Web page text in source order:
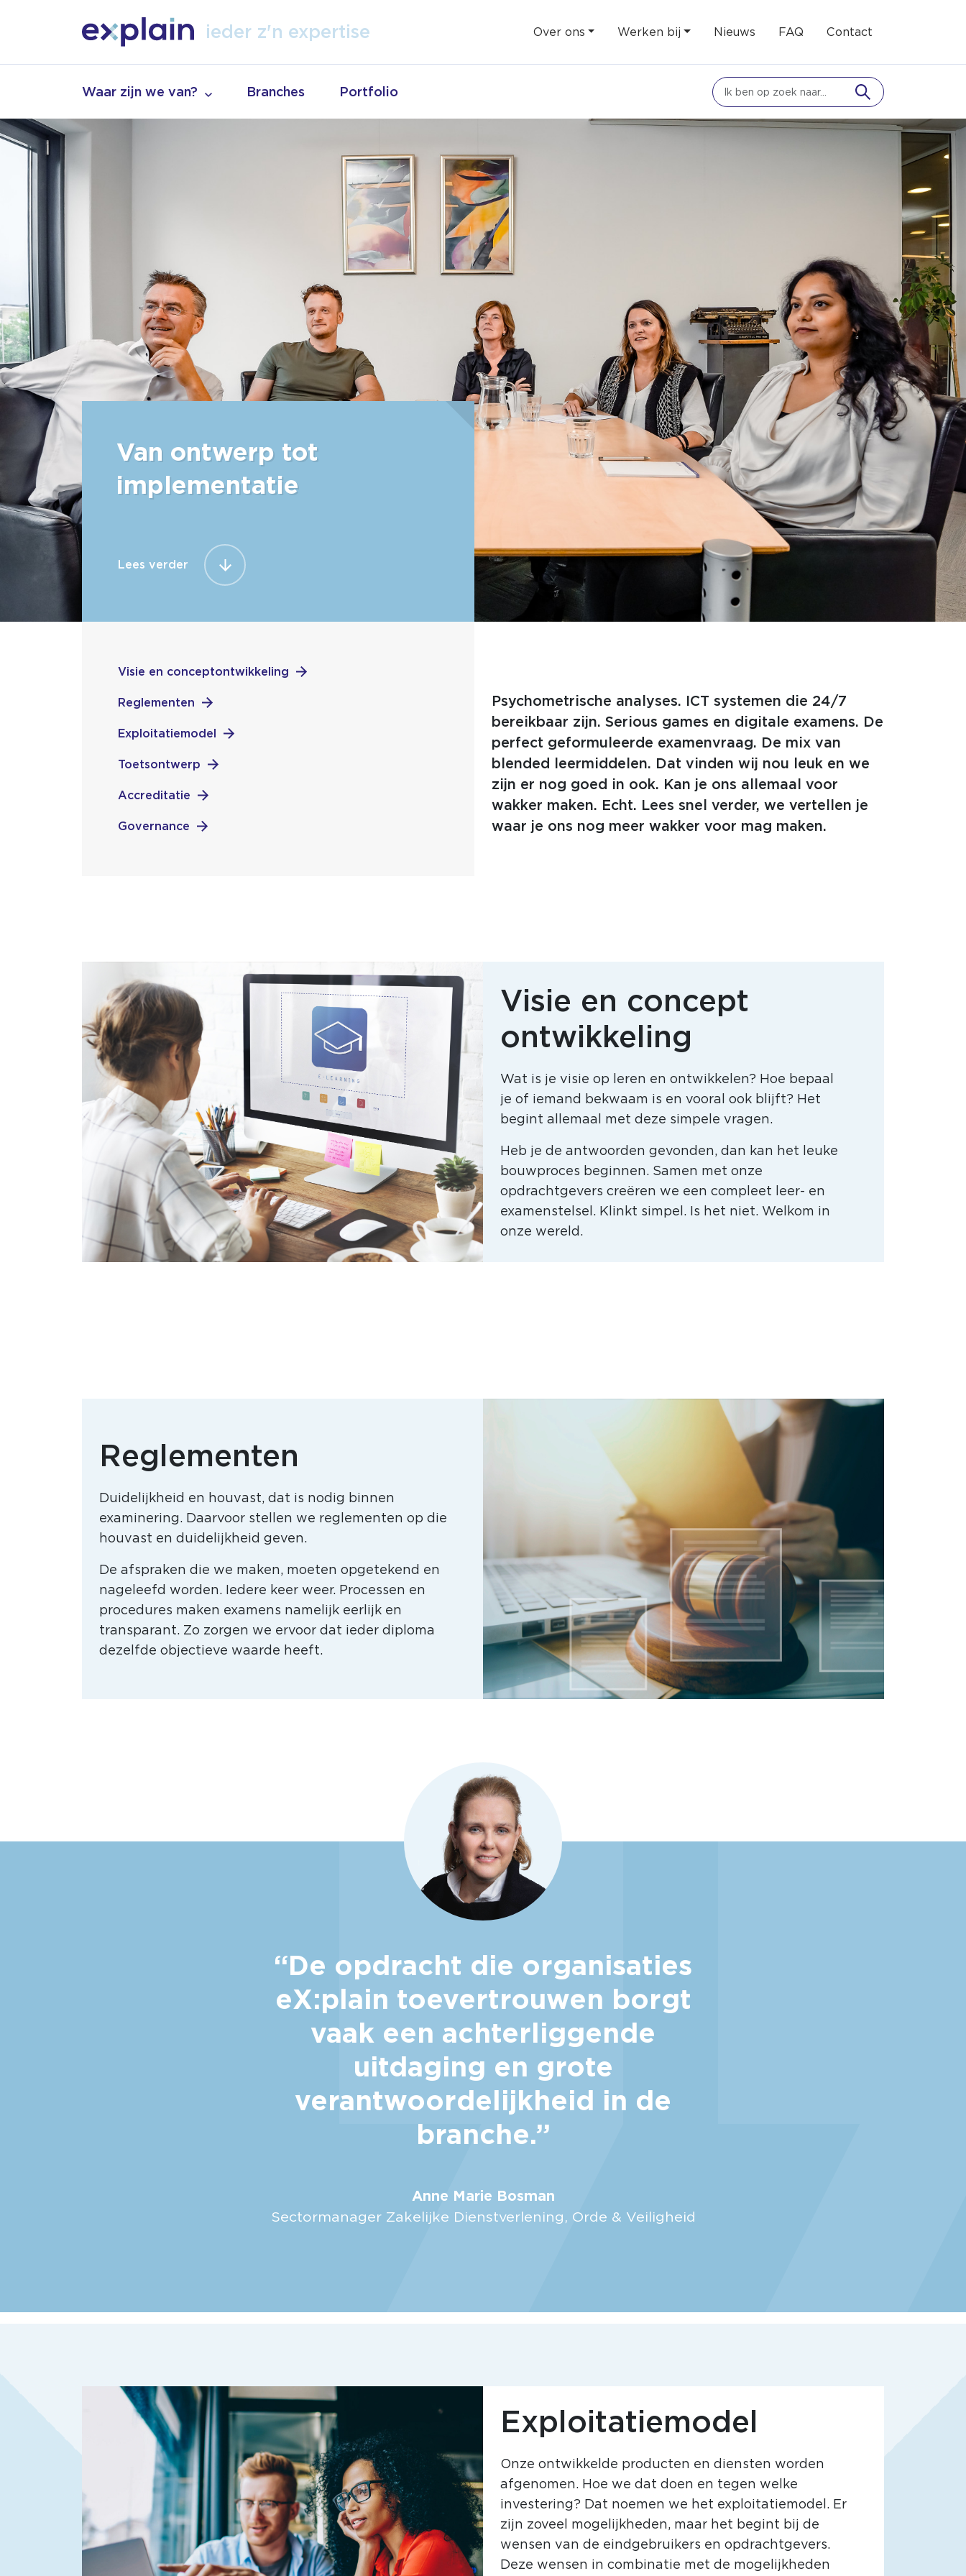
ieder z'n vak
talent
expertise
Over ons Werken bij Nieuws FAQ Contact
Waar zijn we van? Branches Portfolio
Van ontwerp tot
implementatie
Lees verder
Visie en conceptontwikkeling
Reglementen
Exploitatiemodel
Toetsontwerp
Accreditatie
Governance
Psychometrische analyses. ICT systemen die 24/7
bereikbaar zijn. Serious games en digitale examens. De
perfect geformuleerde examenvraag. De mix van
blended leermiddelen. Dat vinden wij nou leuk en we
zijn er nog goed in ook. Kan je ons allemaal voor
wakker maken. Echt. Lees snel verder, we vertellen je
waar je ons nog meer wakker voor mag maken.
Visie en concept
ontwikkeling
Wat is je visie op leren en ontwikkelen? Hoe bepaal
je of iemand bekwaam is en vooral ook blijft? Het
begint allemaal met deze simpele vragen.
Heb je de antwoorden gevonden, dan kan het leuke
bouwproces beginnen. Samen met onze
opdrachtgevers creëren we een compleet leer- en
examenstelsel. Klinkt simpel. Is het niet. Welkom in
onze wereld.
Reglementen
Duidelijkheid en houvast, dat is nodig binnen
examinering. Daarvoor stellen we reglementen op die
houvast en duidelijkheid geven.
De afspraken die we maken, moeten opgetekend en
nageleefd worden. Iedere keer weer. Processen en
procedures maken examens namelijk eerlijk en
transparant. Zo zorgen we ervoor dat ieder diploma
dezelfde objectieve waarde heeft.
“De opdracht die organisaties
eX:plain toevertrouwen borgt
vaak een achterliggende
uitdaging en grote
verantwoordelijkheid in de
branche.”
Anne Marie Bosman
Sectormanager Zakelijke Dienstverlening, Orde & Veiligheid
Exploitatiemodel
Onze ontwikkelde producten en diensten worden
afgenomen. Hoe we dat doen en tegen welke
investering? Dat noemen we het exploitatiemodel. Er
zijn zoveel mogelijkheden, maar het begint bij de
wensen van de eindgebruikers en opdrachtgevers.
Deze wensen in combinatie met de mogelijkheden